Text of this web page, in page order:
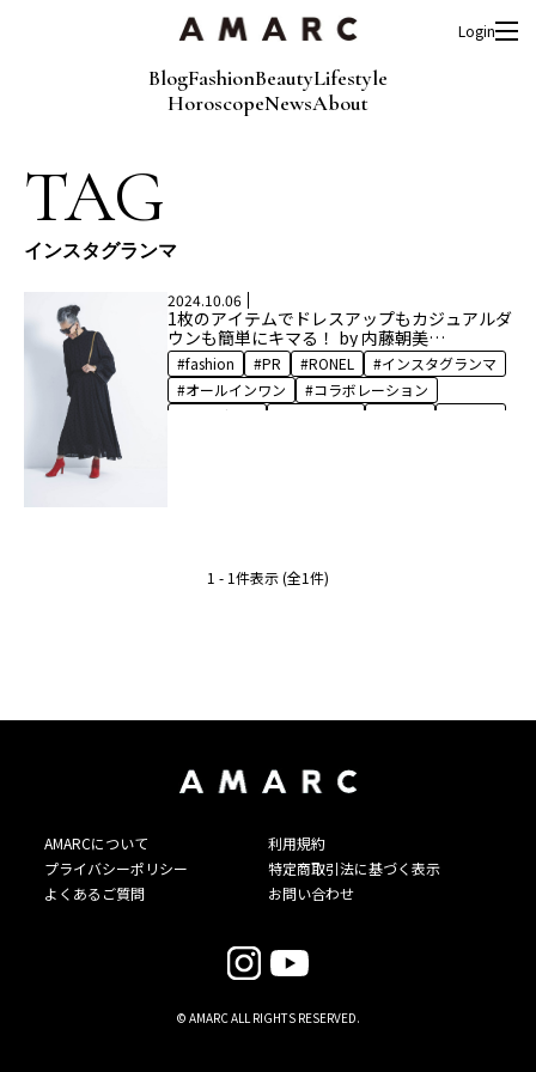
BlogFashionBeautyLifestyle
HoroscopeNewsAbout
Login
TAG
インスタグランマ
2024.10.06
1枚のアイテムでドレスアップもカジュアルダ
ウンも簡単にキマる！ by 内藤朝美
【RONEL×AMARC】
fashion PR RONEL
インスタグランマ
オールインワン
コラボレーション
サングラス
1 - 1件表示 (全1件)
AMARCについて
利用規約
プライバシーポリシー
特定商取引法に基づく表示
よくあるご質問
お問い合わせ
© AMARC ALL RIGHTS RESERVED.